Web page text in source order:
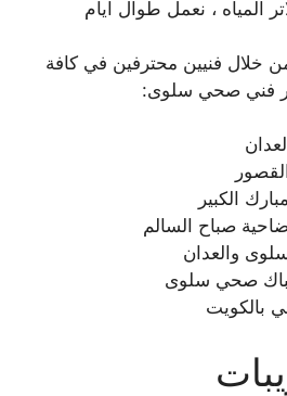
المياه ، نعمل طوال ايام
خلال فنيين محترفين في كافة
فني صحي سلوى:
صحي سلوى
بالكويت